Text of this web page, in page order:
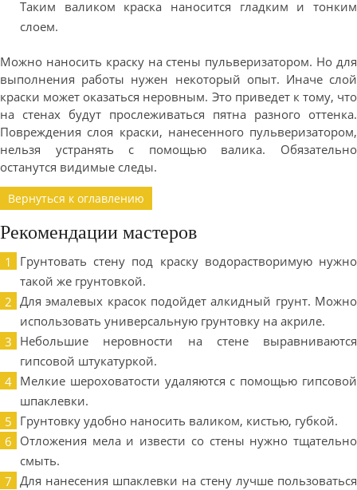
Таким валиком краска наносится гладким и тонким
слоем.
Можно наносить краску на стены пульверизатором. Но для
выполнения работы нужен некоторый опыт. Иначе слой
краски может оказаться неровным. Это приведет к тому, что
на стенах будут прослеживаться пятна разного оттенка.
Повреждения слоя краски, нанесенного пульверизатором,
нельзя устранять с помощью валика. Обязательно
останутся видимые следы.
Вернуться к оглавлению
Рекомендации мастеров
Грунтовать стену под краску водорастворимую нужно
такой же грунтовкой.
Для эмалевых красок подойдет алкидный грунт. Можно
использовать универсальную грунтовку на акриле.
Небольшие неровности на стене выравниваются
гипсовой штукатуркой.
Мелкие шероховатости удаляются с помощью гипсовой
шпаклевки.
Грунтовку удобно наносить валиком, кистью, губкой.
Отложения мела и извести со стены нужно тщательно
смыть.
Для нанесения шпаклевки на стену лучше пользоваться